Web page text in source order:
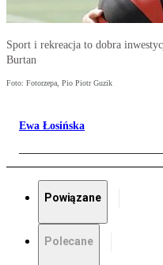
Sport i rekreacja to dobra
Burtan
Foto: Fotorzepa, Pio Piotr Guzik
Ewa Łosińska
Powiązane
Polecane